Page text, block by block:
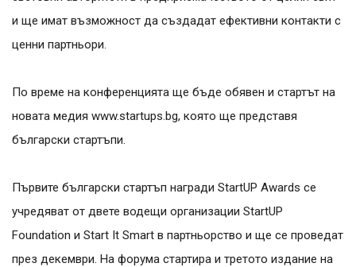
и ще имат възможност да създадат ефективни контакти с
ценни партньори.
По време на конференцията ще бъде обявен и стартът на
новата медия www.startups.bg, която ще представя
български стартъпи.
Първите български стартъп награди StartUP Awards се
учредяват от двете водещи организации StartUP
Foundation и Start It Smart в партньорство и ще се проведат
през декември. На форума стартира и третото издание на